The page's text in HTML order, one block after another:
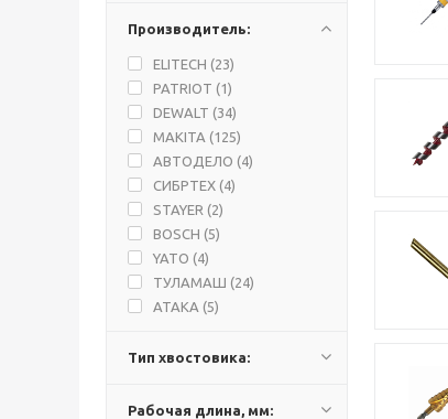
Производитель:
ELITECH (23)
PATRIOT (1)
DEWALT (34)
MAKITA (125)
АВТОДЕЛО (4)
СИБРТЕХ (4)
STAYER (2)
BOSCH (5)
YATO (4)
ТУЛАМАШ (24)
ATAKA (5)
HYUNDAI (7)
PRORAB (
Тип хвостовика:
Рабочая длина, мм: